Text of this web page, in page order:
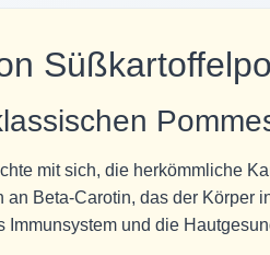
mit sich, die herkömmliche
Beta-Carotin, das der Körper
und die